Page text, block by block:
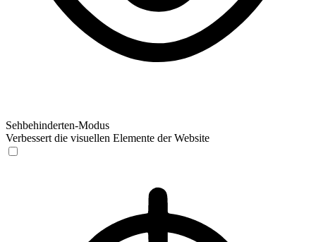
Sehbehinderten-Modus
Verbessert die visuellen Elemente der Website